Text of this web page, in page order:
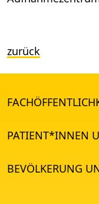
zurück
PATIENT*INNEN
BEVÖLKERUNG